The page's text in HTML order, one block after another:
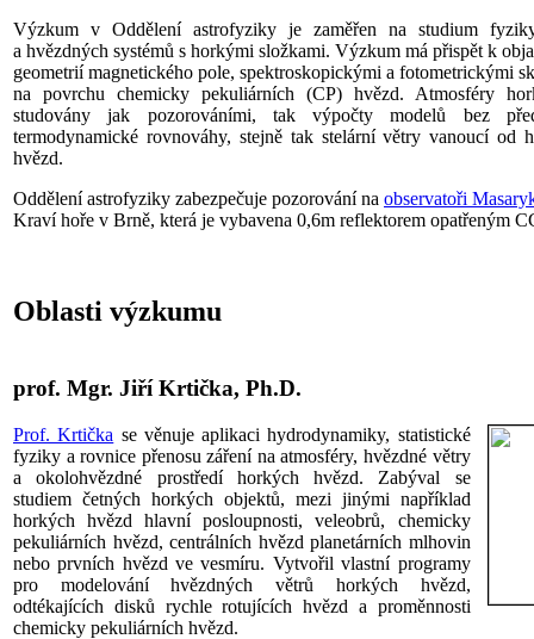
Výzkum v Oddělení astrofyziky je zaměřen na studium
a hvězdných systémů s horkými složkami. Výzkum má přispět k
geometrií magnetického pole, spektroskopickými a fotometrickými
na povrchu chemicky pekuliárních (CP) hvězd. Atmosféry
studovány jak pozorováními, tak výpočty modelů bez
termodynamické rovnováhy, stejně tak stelární větry vanoucí od
hvězd.
Oddělení astrofyziky zabezpečuje pozorování na observatoři
Kraví hoře v Brně, která je vybavena 0,6m reflektorem opatřeným
Oblasti výzkumu
prof. Mgr. Jiří Krtička, Ph.D.
Prof. Krtička se věnuje aplikaci hydrodynamiky, statistické
fyziky a rovnice přenosu záření na atmosféry, hvězdné větry
a okolohvězdné prostředí horkých hvězd. Zabýval se
studiem četných horkých objektů, mezi jinými například
horkých hvězd hlavní posloupnosti, veleobrů, chemicky
pekuliárních hvězd, centrálních hvězd planetárních mlhovin
nebo prvních hvězd ve vesmíru. Vytvořil vlastní programy
pro modelování hvězdných větrů horkých hvězd,
odtékajících disků rychle rotujících hvězd a proměnnosti
chemicky pekuliárních hvězd.